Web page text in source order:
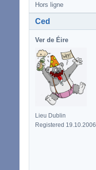
Hors ligne
Ced
Ver de Éire
Lieu Dublin
Registered 19.10.2006